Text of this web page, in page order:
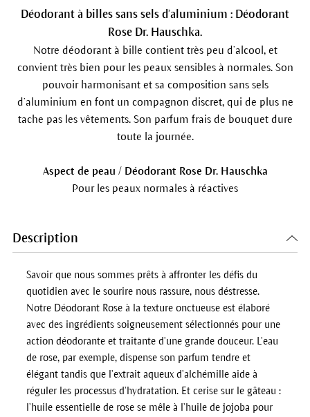
Déodorant à billes sans sels d’aluminium : Déodorant
Rose Dr. Hauschka.
Notre déodorant à bille contient très peu d’alcool, et
convient très bien pour les peaux sensibles à normales. Son
pouvoir harmonisant et sa composition sans sels
d’aluminium en font un compagnon discret, qui de plus ne
tache pas les vêtements. Son parfum frais de bouquet dure
toute la journée.
Aspect de peau / Déodorant Rose Dr. Hauschka
Pour les peaux normales à réactives
Description
Savoir que nous sommes prêts à affronter les défis du
quotidien avec le sourire nous rassure, nous déstresse.
Notre Déodorant Rose à la texture onctueuse est élaboré
avec des ingrédients soigneusement sélectionnés pour une
action déodorante et traitante d’une grande douceur. L’eau
de rose, par exemple, dispense son parfum tendre et
élégant tandis que l’extrait aqueux d’alchémille aide à
réguler les processus d’hydratation. Et cerise sur le gâteau :
l’huile essentielle de rose se mêle à l’huile de jojoba pour